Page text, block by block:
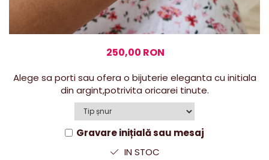
250,00 RON
Alege sa porti sau ofera o bijuterie eleganta cu initiala
din argint,potrivita oricarei tinute.
Gravare inițială sau mesaj
IN STOC